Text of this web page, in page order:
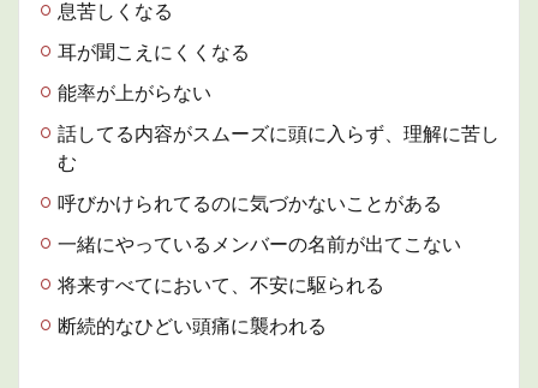
息苦しくなる
耳が聞こえにくくなる
能率が上がらない
話してる内容がスムーズに頭に入らず、理解に苦し
む
呼びかけられてるのに気づかないことがある
一緒にやっているメンバーの名前が出てこない
将来すべてにおいて、不安に駆られる
断続的なひどい頭痛に襲われる